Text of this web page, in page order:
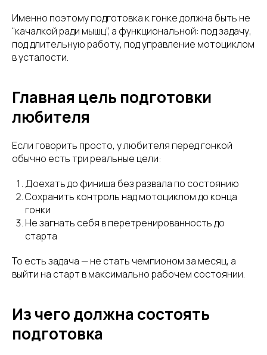
Именно поэтому подготовка к гонке должна быть не
“качалкой ради мышц”, а функциональной: под задачу,
под длительную работу, под управление мотоциклом
в усталости.
Главная цель подготовки
любителя
Если говорить просто, у любителя перед гонкой
обычно есть три реальные цели:
Доехать до финиша без развала по состоянию
Сохранить контроль над мотоциклом до конца
гонки
Не загнать себя в перетренированность до
старта
То есть задача — не стать чемпионом за месяц, а
выйти на старт в максимально рабочем состоянии.
Из чего должна состоять
подготовка